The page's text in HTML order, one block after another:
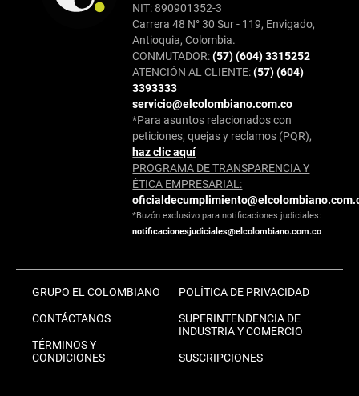
NIT: 890901352-3
Carrera 48 N° 30 Sur - 119, Envigado,
Antioquia, Colombia.
CONMUTADOR:(57) (604) 3315252
ATENCIÓN AL CLIENTE:(57) (604)
3393333
servicio@elcolombiano.com.co
*Para asuntos relacionados con
peticiones, quejas y reclamos (PQR),
haz clic aquí
PROGRAMA DE TRANSPARENCIA Y
ÉTICA EMPRESARIAL:
*Buzón exclusivo para notificaciones judiciales:
notificacionesjudiciales@elcolombiano.com.co
GRUPO EL COLOMBIANO
CONTÁCTANOS
TÉRMINOS Y
CONDICIONES
POLÍTICA DE PRIVACIDAD
SUPERINTENDENCIA DE
INDUSTRIA Y COMERCIO
SUSCRIPCIONES